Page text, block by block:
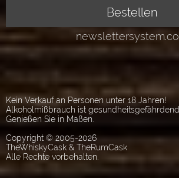
Kein Verkauf an Personen unter 18 Jahren!
Alkoholmißbrauch ist gesundheitsgefährdend.
Genießen Sie in Maßen.
Copyright © 2005-2026
TheWhiskyCask & TheRumCask
Alle Rechte vorbehalten.